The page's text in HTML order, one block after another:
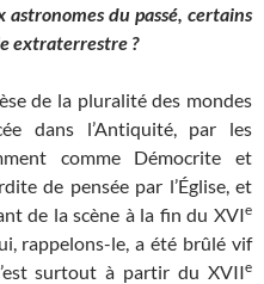
du passé, certains
extraterrestre ?
de la pluralité des mondes
dans l’Antiquité, par les
comme Démocrite et
de pensée par l’Église, et
de la scène à la fin du XVIe
rappelons-le, a été brûlé vif
surtout à partir du XVIIe